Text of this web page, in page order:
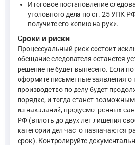
Итоговое постановление
уголовного дела по ст. 25 УПК
получите его копию на руки.
Сроки и риски
Процессуальный риск состоит
обещание следователя останется
решение не будет вынесено. Если
оформите письменные заявления о
производство по делу будет
порядке, и тогда станет
из наказаний, предусмотренных
РФ (вплоть до двух лет лишения
категории дел часто назначаются
срок). Контролируйте